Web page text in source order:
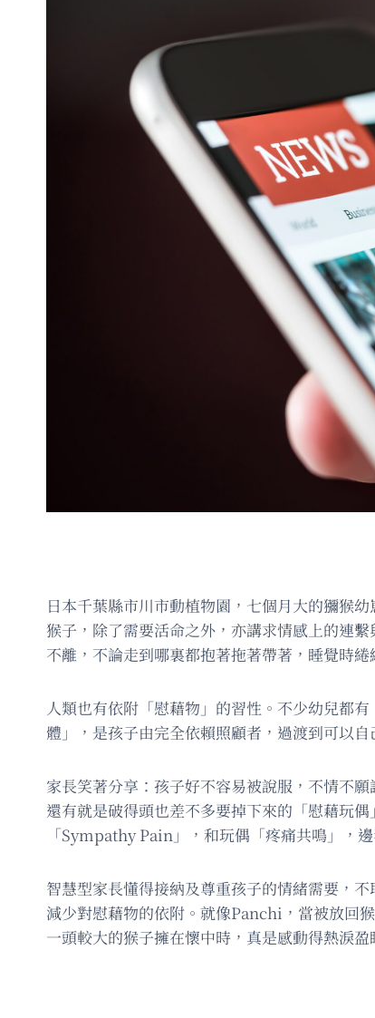
日本千葉縣市川市動植物園，七個月大的獼猴
猴子，除了需要活命之外，亦講求情感上的連
不離，不論走到哪裏都抱著拖著帶著，睡覺時綣
人類也有依附「慰藉物」的習性。不少幼兒都
體」，是孩子由完全依賴照顧者，過渡到可以自
家長笑著分享：孩子好不容易被說服，不情不
還有就是破得頭也差不多要掉下來的「慰藉玩
「Sympathy Pain」，和玩偶「疼痛共鳴」，
智慧型家長懂得接納及尊重孩子的情緒需要，
減少對慰藉物的依附。就像Panchi，當被放回
一頭較大的猴子擁在懷中時，真是感動得熱淚